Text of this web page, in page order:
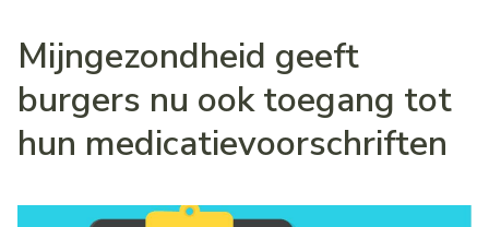
Mijngezondheid geeft
burgers nu ook toegang tot
hun medicatievoorschriften